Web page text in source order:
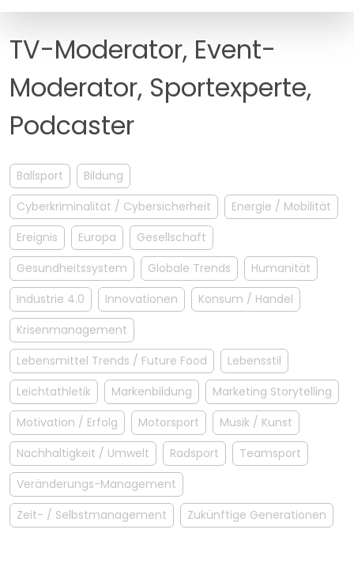
MANAGEMENT
TV-Moderator, Event-
Moderator, Sportexperte,
Podcaster
Ballsport
Bildung
Cyberkriminalität / Cybersicherheit
Energie / Mobilität
Ereignis
Europa
Gesellschaft
Gesundheitssystem
Globale Trends
Humanität
Industrie 4.0
Innovationen
Konsum / Handel
Krisenmanagement
Lebensmittel Trends / Future Food
Lebensstil
Leichtathletik
Markenbildung
Marketing Storytelling
Motivation / Erfolg
Motorsport
Musik / Kunst
Nachhaltigkeit / Umwelt
Radsport
Teamsport
Veränderungs-Management
Zeit- / Selbstmanagement
Zukünftige Generationen